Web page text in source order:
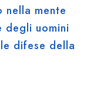
nella mente
degli uomini
difese della